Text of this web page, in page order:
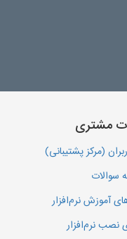
مشتری
(مرکز پشتیبانی)
سوالات
آموزش نرم‌افزار
نصب نرم‌افزار